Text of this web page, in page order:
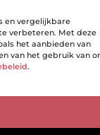
en vergelijkbare
verbeteren. Met deze
het aanbieden van
van het gebruik van
.